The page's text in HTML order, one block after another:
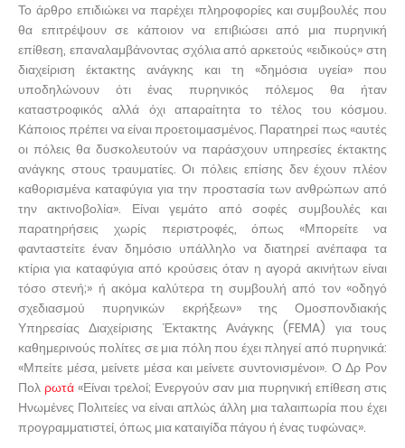
Το άρθρο επιδιώκει να παρέχει πληροφορίες και συμβουλές που
θα επιτρέψουν σε κάποιον να επιβιώσει από μια πυρηνική
επίθεση, επαναλαμβάνοντας σχόλια από αρκετούς «ειδικούς» στη
διαχείριση έκτακτης ανάγκης και τη «δημόσια υγεία» που
υποδηλώνουν ότι ένας πυρηνικός πόλεμος θα ήταν
καταστροφικός αλλά όχι απαραίτητα το τέλος του κόσμου.
Κάποιος πρέπει να είναι προετοιμασμένος. Παρατηρεί πως «αυτές
οι πόλεις θα δυσκολευτούν να παράσχουν υπηρεσίες έκτακτης
ανάγκης στους τραυματίες. Οι πόλεις επίσης δεν έχουν πλέον
καθορισμένα καταφύγια για την προστασία των ανθρώπων από
την ακτινοβολία». Είναι γεμάτο από σοφές συμβουλές και
παρατηρήσεις χωρίς περιστροφές, όπως «Μπορείτε να
φανταστείτε έναν δημόσιο υπάλληλο να διατηρεί ανέπαφα τα
κτίρια για καταφύγια από κρούσεις όταν η αγορά ακινήτων είναι
τόσο στενή;» ή ακόμα καλύτερα τη συμβουλή από τον «οδηγό
σχεδιασμού πυρηνικών εκρήξεων» της Ομοσπονδιακής
Υπηρεσίας Διαχείρισης Έκτακτης Ανάγκης (FEMA) για τους
καθημερινούς πολίτες σε μια πόλη που έχει πληγεί από πυρηνικά:
«Μπείτε μέσα, μείνετε μέσα και μείνετε συντονισμένοι». Ο Δρ Ρον
Πολ ρωτά «Είναι τρελοί; Ενεργούν σαν μια πυρηνική επίθεση στις
Ηνωμένες Πολιτείες να είναι απλώς άλλη μια ταλαιπωρία που έχει
προγραμματιστεί, όπως μια καταιγίδα πάγου ή ένας τυφώνας».